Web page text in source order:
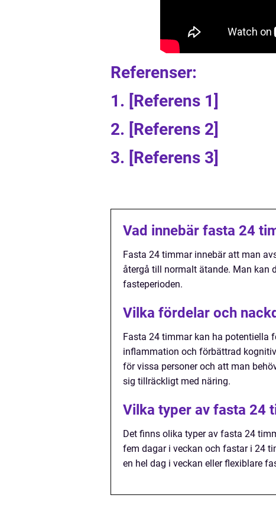
Referenser:
1. [Referens 1]
2. [Referens 2]
3. [Referens 3]
Vad innebär fasta 24
Fasta 24 timmar innebär att man
återgå till normalt ätande. Man kan
fasteperioden.
Vilka fördelar och
Fasta 24 timmar kan ha potentiella
inflammation och förbättrad
för vissa personer och att man
sig tillräckligt med näring.
Vilka typer av fasta 24
Det finns olika typer av fasta 24
fem dagar i veckan och fastar i 24
en hel dag i veckan eller flexiblare